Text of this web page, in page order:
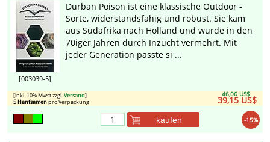
[003039-5]
Durban Poison ist eine klassische Outdoor -
Sorte, widerstandsfähig und robust. Sie kam
aus Südafrika nach Holland und wurde in den
70iger Jahren durch Inzucht vermehrt. Mit
jeder Generation passte si ...
46,06 US$
39,15 US$
[inkl. 10% Mwst zzgl.Versand]
5 Hanfsamenpro Verpackung
-15%
kaufen